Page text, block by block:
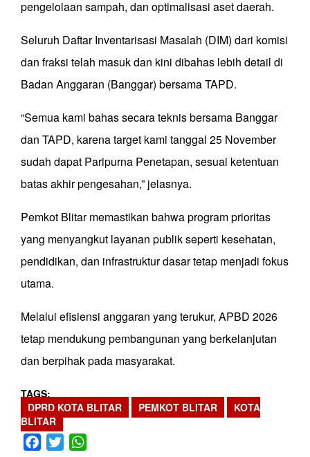
pengelolaan sampah, dan optimalisasi aset daerah.
Seluruh Daftar Inventarisasi Masalah (DIM) dari komisi
dan fraksi telah masuk dan kini dibahas lebih detail di
Badan Anggaran (Banggar) bersama TAPD.
“Semua kami bahas secara teknis bersama Banggar
dan TAPD, karena target kami tanggal 25 November
sudah dapat Paripurna Penetapan, sesuai ketentuan
batas akhir pengesahan,” jelasnya.
Pemkot Blitar memastikan bahwa program prioritas
yang menyangkut layanan publik seperti kesehatan,
pendidikan, dan infrastruktur dasar tetap menjadi fokus
utama.
Melalui efisiensi anggaran yang terukur, APBD 2026
tetap mendukung pembangunan yang berkelanjutan
dan berpihak pada masyarakat.
TAGS
DPRD KOTA BLITAR
PEMKOT BLITAR
KOTA
BLITAR
Facebook
Twitter